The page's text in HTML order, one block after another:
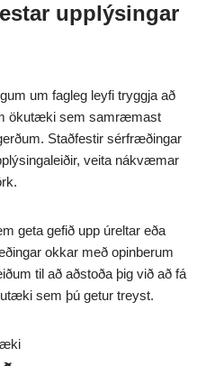
upplýsingar
um fagleg leyfi tryggja að
ökutæki sem samræmast
Staðfestir sérfræðingar
veita nákvæmar
geta gefið upp úreltar eða
okkar með opinberum
til að aðstoða þig við að fá
sem þú getur treyst.